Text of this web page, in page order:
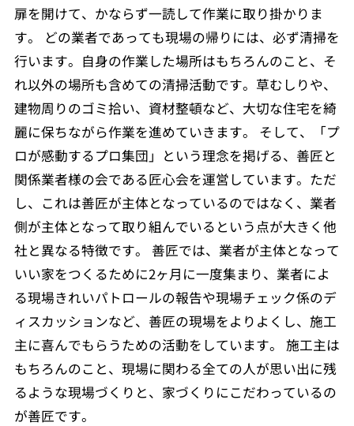
扉を開けて、かならず一読して作業に取り掛かりま
す。 どの業者であっても現場の帰りには、必ず清掃を
行います。自身の作業した場所はもちろんのこと、そ
れ以外の場所も含めての清掃活動です。草むしりや、
建物周りのゴミ拾い、資材整頓など、大切な住宅を綺
麗に保ちながら作業を進めていきます。 そして、「プ
ロが感動するプロ集団」という理念を掲げる、善匠と
関係業者様の会である匠心会を運営しています。ただ
し、これは善匠が主体となっているのではなく、業者
側が主体となって取り組んでいるという点が大きく他
社と異なる特徴です。 善匠では、業者が主体となって
いい家をつくるために2ヶ月に一度集まり、業者によ
る現場きれいパトロールの報告や現場チェック係のデ
ィスカッションなど、善匠の現場をよりよくし、施工
主に喜んでもらうための活動をしています。 施工主は
もちろんのこと、現場に関わる全ての人が思い出に残
るような現場づくりと、家づくりにこだわっているの
が善匠です。